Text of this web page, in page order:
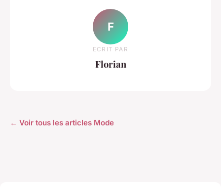
F
ECRIT PAR
Florian
← Voir tous les articles Mode